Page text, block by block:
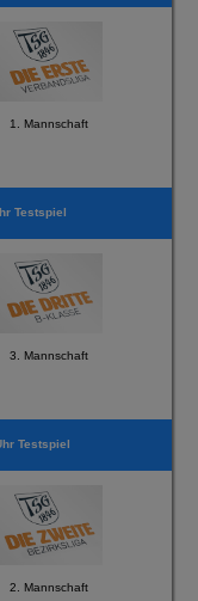
1. Mannschaft
Testspiel
3. Mannschaft
Testspiel
2. Mannschaft